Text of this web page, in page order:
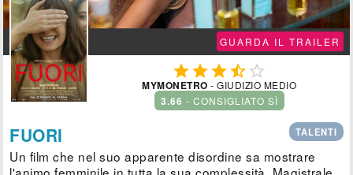
GUARDA IL TRAILER
 
MYMONETRO - GIUDIZIO MEDIO
3.66 - CONSIGLIATO SÌ
TALENTI
FUORI
Un film che nel suo apparente disordine sa mostrare